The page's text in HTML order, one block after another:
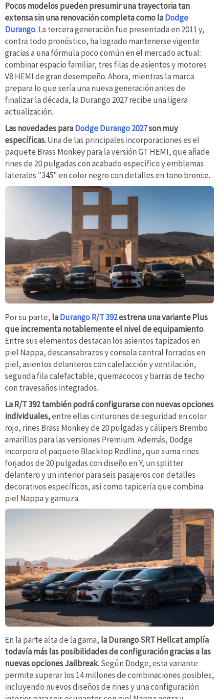
Pocos modelos pueden presumir una trayectoria tan
extensa sin una renovación completa como laDodge
Durango. La tercera generación fue presentada en 2011 y,
contra todo pronóstico, ha logrado mantenerse vigente
gracias a una fórmula poco común en el mercado actual:
combinar espacio familiar, tres filas de asientos y motores
V8 HEMI de gran desempeño. Ahora, mientras la marca
prepara lo que sería una nueva generación antes de
finalizar la década, la Durango 2027 recibe una ligera
actualización.
Las novedades paraDodge Durango 2027son muy
específicas.Una de las principales incorporaciones es el
paquete Brass Monkey para la versión GT HEMI, que añade
rines de 20 pulgadas con acabado específico y emblemas
laterales "345" en color negro con detalles en tono bronce.
Por su parte, laDurango R/T 392estrena una variante Plus
que incrementa notablemente el nivel de equipamiento.
Entre sus elementos destacan los asientos tapizados en
piel Nappa, descansabrazos y consola central forrados en
piel, asientos delanteros con calefacción y ventilación,
segunda fila calefactable, quemacocos y barras de techo
con travesaños integrados.
La R/T 392 también podrá configurarse con nuevas opciones
individuales,entre ellas cinturones de seguridad en color
rojo, rines Brass Monkey de 20 pulgadas y cálipers Brembo
amarillos para las versiones Premium. Además, Dodge
incorpora el paquete Blacktop Redline, que suma rines
forjados de 20 pulgadas con diseño en Y, un splitter
delantero y un interior para seis pasajeros con detalles
decorativos específicos, así como tapicería que combina
piel Nappa y gamuza.
En la parte alta de la gama, la Durango SRT Hellcat amplía
todavía más las posibilidades de configuración gracias a las
nuevas opciones Jailbreak. Según Dodge, esta variante
permite superar los 14 millones de combinaciones posibles,
incluyendo nuevos diseños de rines y una configuración